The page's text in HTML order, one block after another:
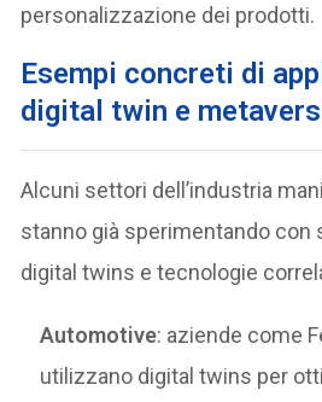
personalizzazione dei prodotti.
Esempi concreti di
digital twin e
Alcuni settori dell’industria
stanno già sperimentando con
digital twins e tecnologie
Automotive: aziende come
utilizzano digital twins per